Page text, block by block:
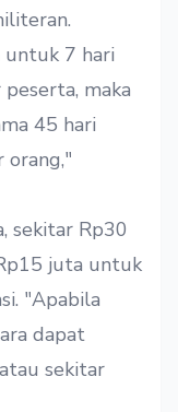
untuk 7 hari
maka
45 hari
orang,"
sekitar Rp30
juta untuk
"Apabila
dapat
sekitar